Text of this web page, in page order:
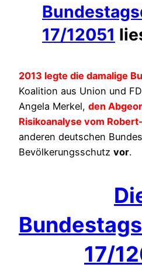
17/12051
2013 legte die damalige
Koalition aus Union und
Angela Merkel, den
Risikoanalyse vom
anderen deutschen
Bevölkerungsschutz vor.
17/